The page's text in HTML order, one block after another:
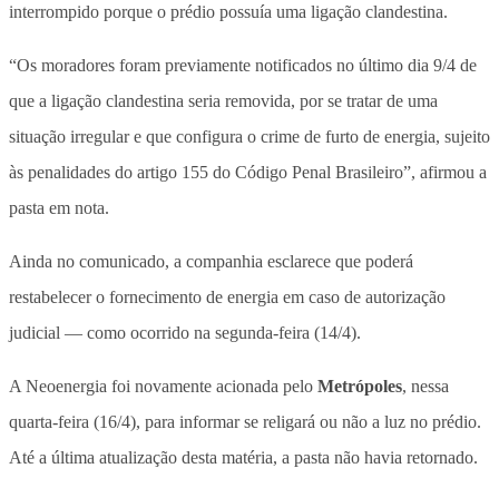
interrompido porque o prédio possuía uma ligação clandestina.
“Os moradores foram previamente notificados no último dia 9/4 de
que a ligação clandestina seria removida, por se tratar de uma
situação irregular e que configura o crime de furto de energia, sujeito
às penalidades do artigo 155 do Código Penal Brasileiro”, afirmou a
pasta em nota.
Ainda no comunicado, a companhia esclarece que poderá
restabelecer o fornecimento de energia em caso de autorização
judicial — como ocorrido na segunda-feira (14/4).
A Neoenergia foi novamente acionada pelo Metrópoles, nessa
quarta-feira (16/4), para informar se religará ou não a luz no prédio.
Até a última atualização desta matéria, a pasta não havia retornado.